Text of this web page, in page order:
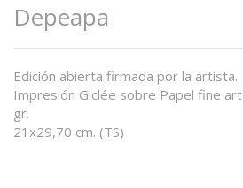
Depeapa
Edición abierta firmada por la artista.
Impresión Giclée sobre Papel fine
gr.
21x29,70 cm. (TS)